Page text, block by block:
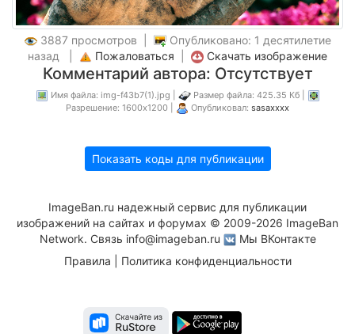
3887 просмотров |
Опубликовано: 1 десятилетие
назад |
Пожаловаться Скачать изображение
Комментарий автора: Отсутствует
Имя файла: img-f43b7(1).jpg |
Размер файла: 425.35 Кб |
Разрешение: 1600x1200 |
Опубликовал: sasaxxxx
Показать коды для публикации
ImageBan.ru надежный сервис для публикации
изображений на сайтах и форумах © 2009-2026 ImageBan
Network. Связь info@imageban.ru
Мы ВКонтакте
Правила
Политика конфиденциальности